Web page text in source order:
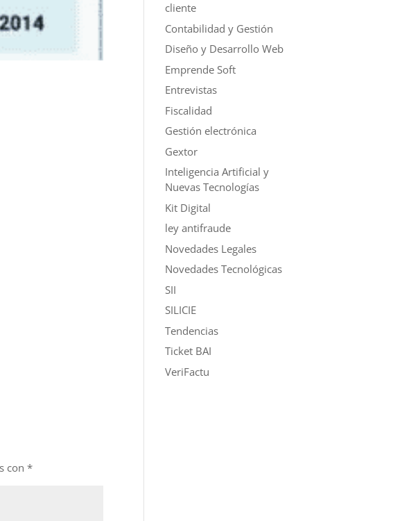
con*
cliente
Contabilidad y Gestión
Diseño y Desarrollo Web
Emprende Soft
Entrevistas
Fiscalidad
Gestión electrónica
Gextor
Inteligencia Artificial y
Nuevas Tecnologías
Kit Digital
ley antifraude
Novedades Legales
Novedades Tecnológicas
SII
SILICIE
Tendencias
Ticket BAI
VeriFactu